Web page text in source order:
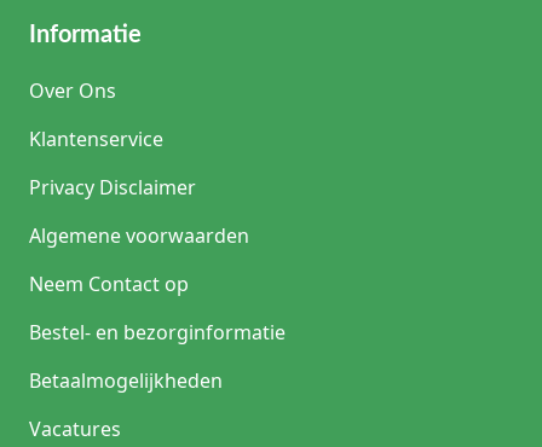
Informatie
Over Ons
Klantenservice
Privacy Disclaimer
Algemene voorwaarden
Neem Contact op
Bestel- en bezorginformatie
Betaalmogelijkheden
Vacatures